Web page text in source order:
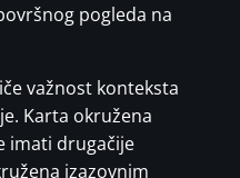
pogleda na
važnost konteksta
Karta okružena
imati drugačije
izazovnim